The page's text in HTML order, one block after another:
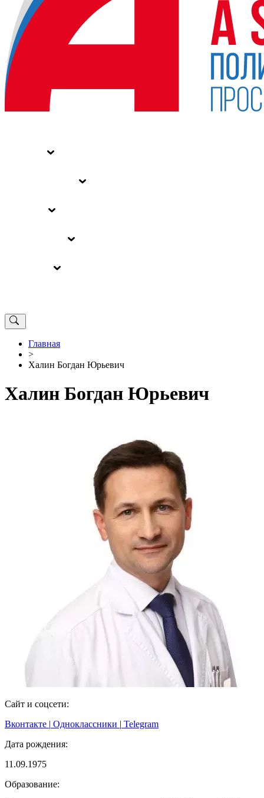
Главная
>
Халин Богдан Юрьевич
Халин Богдан Юрьевич
Сайт и соцсети:
Вконтакте | Одноклассники | Telegram
Дата рождения:
11.09.1975
Образование: